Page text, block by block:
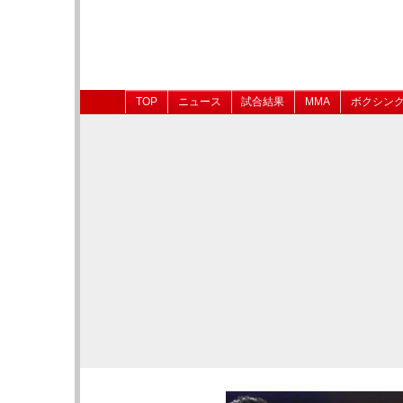
TOP ニュース 試合結果 MMA ボクシン